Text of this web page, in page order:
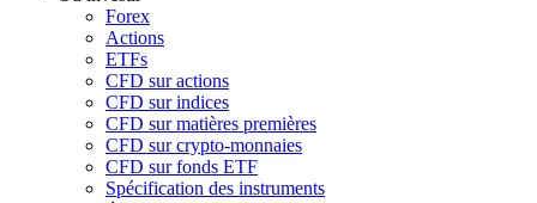
Forex
Actions
ETFs
CFD sur actions
CFD sur indices
CFD sur matières premières
CFD sur crypto-monnaies
CFD sur fonds ETF
Spécification des instruments